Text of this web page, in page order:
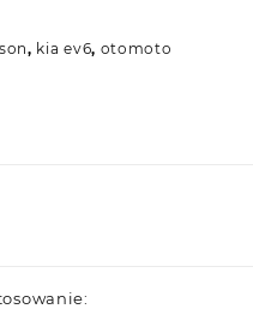
, kia ev6, otomoto